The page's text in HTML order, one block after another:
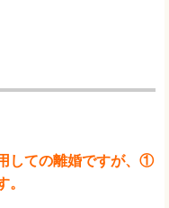
しての離婚ですが、①
。